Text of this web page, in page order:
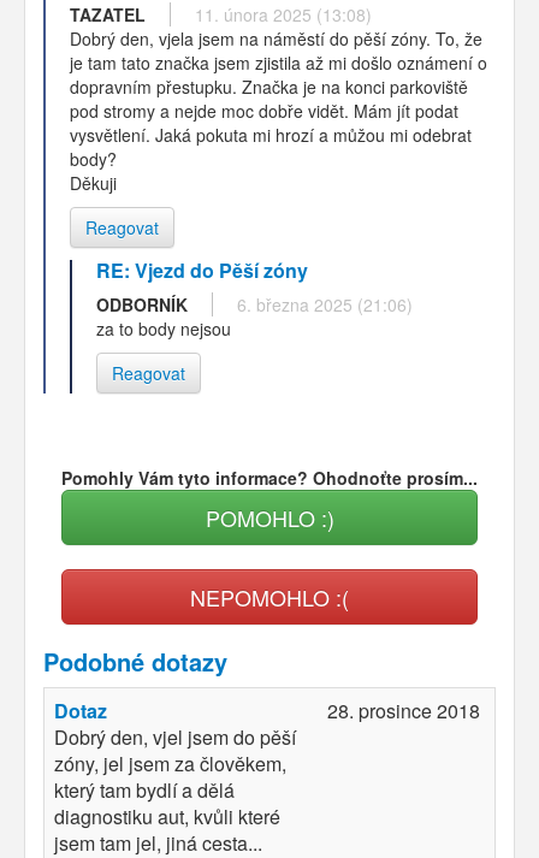
TAZATEL
11. února 2025 (13:08)
Dobrý den, vjela jsem na náměstí do pěší zóny. To, že
je tam tato značka jsem zjistila až mi došlo oznámení o
dopravním přestupku. Značka je na konci parkoviště
pod stromy a nejde moc dobře vidět. Mám jít podat
vysvětlení. Jaká pokuta mi hrozí a můžou mi odebrat
body?
Děkuji
Reagovat
RE: Vjezd do Pěší zóny
ODBORNÍK
6. března 2025 (21:06)
za to body nejsou
Reagovat
Pomohly Vám tyto informace? Ohodnoťte prosím...
POMOHLO :)
NEPOMOHLO :(
Podobné dotazy
Dotaz
Dobrý den, vjel jsem do pěší
zóny, jel jsem za člověkem,
který tam bydlí a dělá
diagnostiku aut, kvůli které
jsem tam jel, jiná cesta...
28. prosince 2018